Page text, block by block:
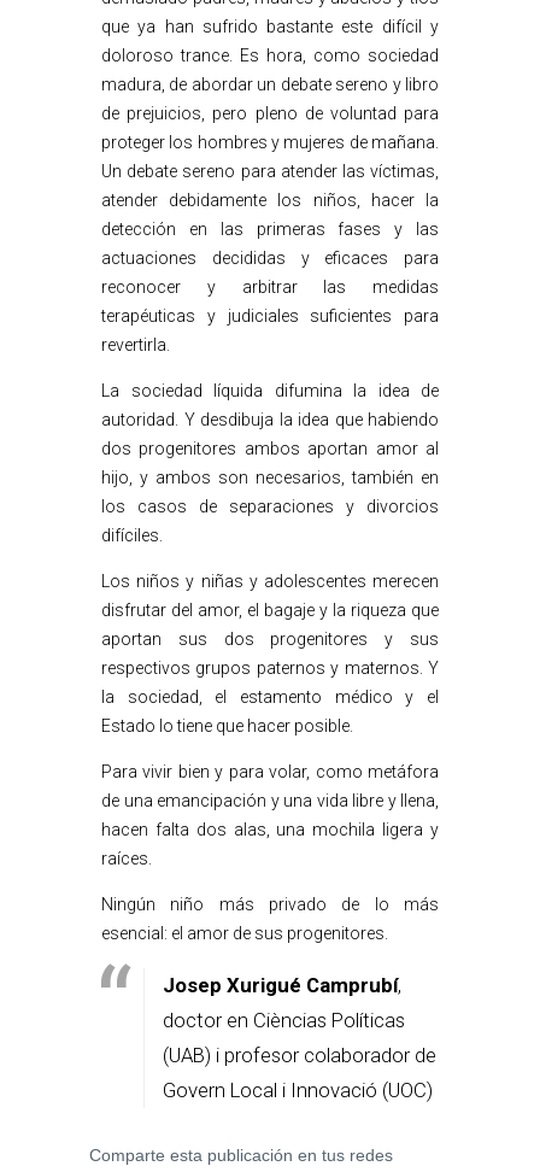
que ya han sufrido bastante este difícil y
doloroso trance. Es hora, como sociedad
madura, de abordar un debate sereno y libro
de prejuicios, pero pleno de voluntad para
proteger los hombres y mujeres de mañana.
Un debate sereno para atender las víctimas,
atender debidamente los niños, hacer la
detección en las primeras fases y las
actuaciones decididas y eficaces para
reconocer y arbitrar las medidas
terapéuticas y judiciales suficientes para
revertirla.
La sociedad líquida difumina la idea de
autoridad. Y desdibuja la idea que habiendo
dos progenitores ambos aportan amor al
hijo, y ambos son necesarios, también en
los casos de separaciones y divorcios
difíciles.
Los niños y niñas y adolescentes merecen
disfrutar del amor, el bagaje y la riqueza que
aportan sus dos progenitores y sus
respectivos grupos paternos y maternos. Y
la sociedad, el estamento médico y el
Estado lo tiene que hacer posible.
Para vivir bien y para volar, como metáfora
de una emancipación y una vida libre y llena,
hacen falta dos alas, una mochila ligera y
raíces.
Ningún niño más privado de lo más
esencial: el amor de sus progenitores.
Josep Xurigué Camprubí,
doctor en Cièncias Políticas
(UAB) i profesor colaborador de
Govern Local i Innovació (UOC)
Comparte esta publicación en tus redes